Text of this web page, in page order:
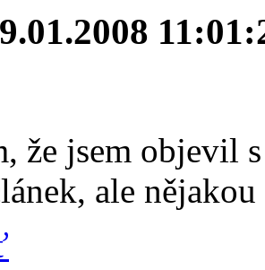
že jsem objevil
ale